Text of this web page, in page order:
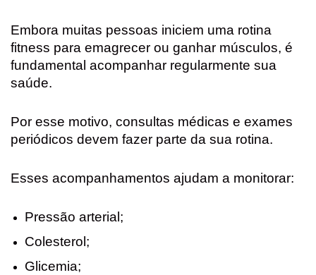
Embora muitas pessoas iniciem uma rotina
fitness para emagrecer ou ganhar músculos, é
fundamental acompanhar regularmente sua
saúde.
Por esse motivo, consultas médicas e exames
periódicos devem fazer parte da sua rotina.
Esses acompanhamentos ajudam a monitorar:
Pressão arterial;
Colesterol;
Glicemia;